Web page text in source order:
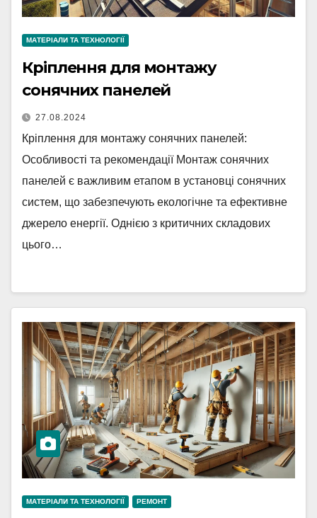
МАТЕРІАЛИ ТА ТЕХНОЛОГІЇ
Кріплення для монтажу
сонячних панелей
27.08.2024
Кріплення для монтажу сонячних панелей:
Особливості та рекомендації Монтаж сонячних
панелей є важливим етапом в установці сонячних
систем, що забезпечують екологічне та ефективне
джерело енергії. Однією з критичних складових
цього…
МАТЕРІАЛИ ТА ТЕХНОЛОГІЇ РЕМОНТ